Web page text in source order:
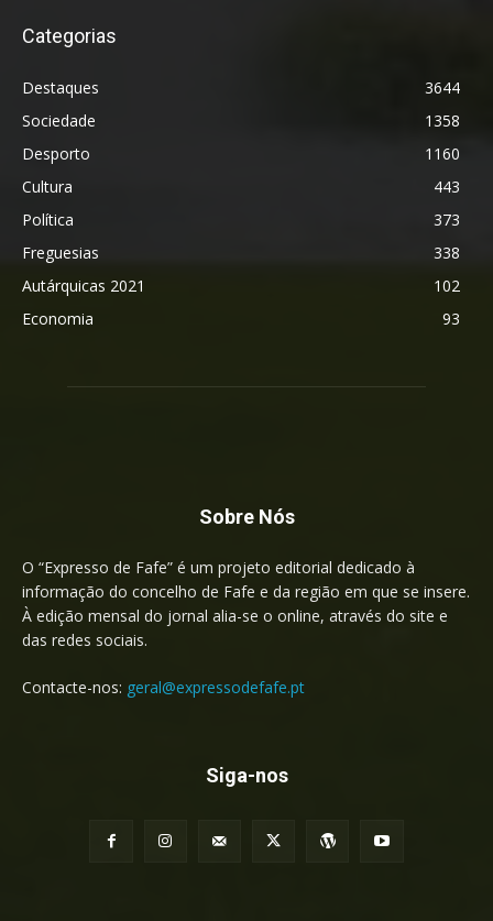
Categorias
Destaques
3644
Sociedade
1358
Desporto
1160
Cultura
443
Política
373
Freguesias
338
Autárquicas 2021
102
Economia
93
Sobre Nós
O “Expresso de Fafe” é um projeto editorial dedicado à
informação do concelho de Fafe e da região em que se insere.
À edição mensal do jornal alia-se o online, através do site e
das redes sociais.
Contacte-nos: geral@expressodefafe.pt
Siga-nos